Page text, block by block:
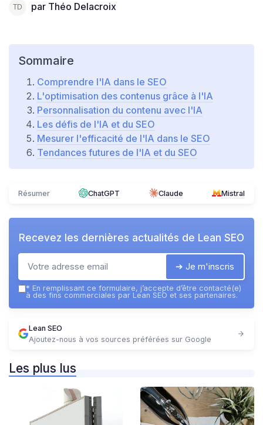
par Théo Delacroix
Sommaire
Comprendre l'IA dans le SEO
L'optimisation des contenus grâce à l'IA
Personnalisation du contenu avec l'IA
Les défis de l'IA et du SEO
Mesurer l'efficacité de l'IA dans le SEO
Tendances futures de l'IA et du SEO
Résumer ChatGPT Claude Mistral
Recevez les dernières actualités de Lean SEO
➔ Je m'inscris
* En remplissant ce formulaire, j’accepte d’être contacté(e)
à des fins commerciales par Lean SEO et ses partenaires.
Lean SEO
Ajoutez-nous à vos sources préférées sur Google
Les plus lus